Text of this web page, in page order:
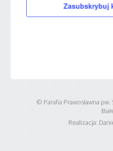
Zasubskrybuj
© Parafia Prawosławna
Realizacja: